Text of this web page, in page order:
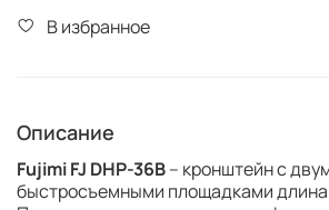
В избранное
Описание
Fujimi FJ DHP-36B– кронштейн с
быстросъемными площадками